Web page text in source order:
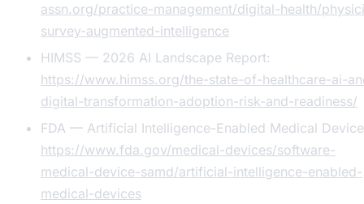
assn.org/practice-management/digital-health/
survey-augmented-intelligence
HIMSS — 2026 AI Landscape Report:
https://www.himss.org/the-state-of-healthcare-ai-
digital-transformation-adoption-risk-and-readiness/
FDA — Artificial Intelligence-Enabled Medical
https://www.fda.gov/medical-devices/software-
medical-device-samd/artificial-intelligence-enabled-
medical-devices